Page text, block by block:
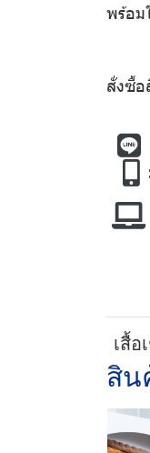
พร้อม
สั่งซื้อ
เสื้อ
สิน